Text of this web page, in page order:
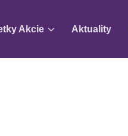
Akcie Aktuality